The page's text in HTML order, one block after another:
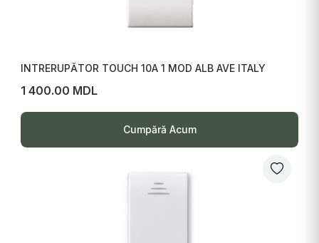
INTRERUPĂTOR TOUCH 10A 1 MOD ALB AVE ITALY
1 400.00 MDL
Cumpără Acum